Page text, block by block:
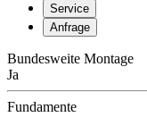
Service
Anfrage
Bundesweite Montage
Ja
Fundamente